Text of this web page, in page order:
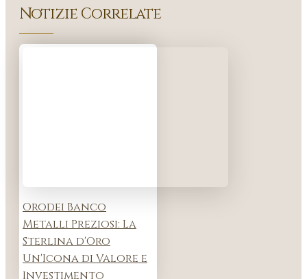
Notizie Correlate
Orodei Banco
Metalli Preziosi: La
Sterlina d'Oro
Un'Icona di Valore e
Investimento